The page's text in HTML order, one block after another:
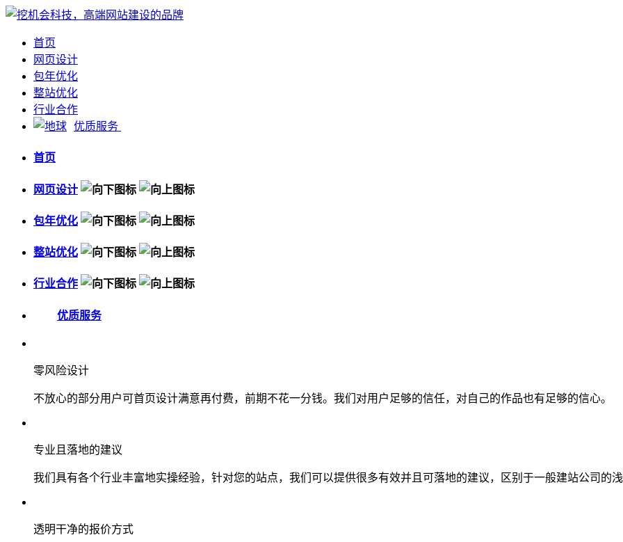
首页
网页设计
包年优化
整站优化
行业合作
优质服务
首页
网页设计
包年优化
整站优化
行业合作
优质服务
零风险设计
不放心的部分用户可首页设计满意再付费，前期不花一分钱。我们对用户足够的信任，对自己的作品也有足够的信心。
专业且落地的建议
我们具有各个行业丰富地实操经验，针对您的站点，我们可以提供很多有效并且可落地的建议，区别于一般建站公司的
透明干净的报价方式